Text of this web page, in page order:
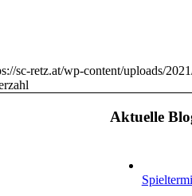
sc-retz.at/wp-content/uploads/
Aktuelle